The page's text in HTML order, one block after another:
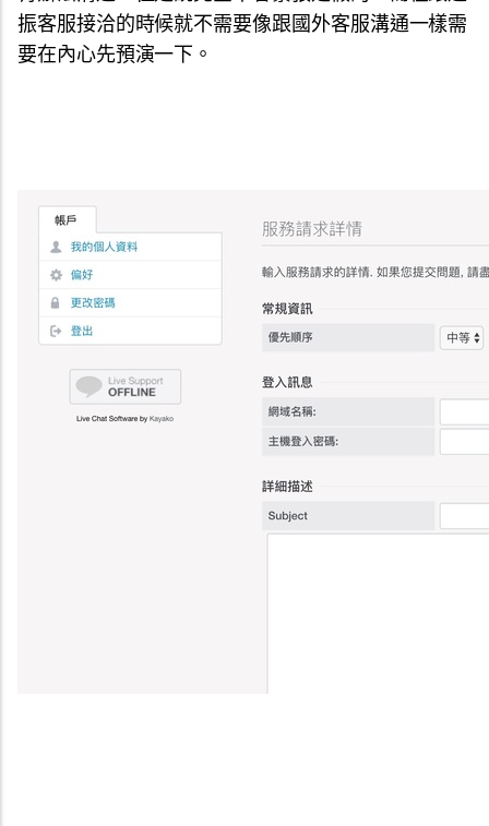
振客服接洽的時候就不需要像跟國外客服溝通一樣需
要在內心先預演一下。